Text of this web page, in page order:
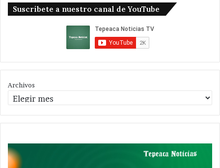
Suscribete a nuestro canal de YouTube
Archivos